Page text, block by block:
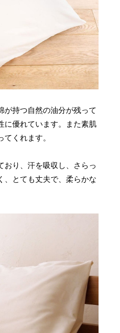
が持つ自然の油分が残って
に優れています。また素肌
くれます。
おり、汗を吸収し、さらっ
、とても丈夫で、柔らかな